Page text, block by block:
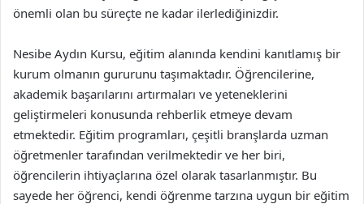
önemli olan bu süreçte ne kadar ilerlediğinizdir.
Nesibe Aydın Kursu, eğitim alanında kendini kanıtlamış bir
kurum olmanın gururunu taşımaktadır. Öğrencilerine,
akademik başarılarını artırmaları ve yeteneklerini
geliştirmeleri konusunda rehberlik etmeye devam
etmektedir. Eğitim programları, çeşitli branşlarda uzman
öğretmenler tarafından verilmektedir ve her biri,
öğrencilerin ihtiyaçlarına özel olarak tasarlanmıştır. Bu
sayede her öğrenci, kendi öğrenme tarzına uygun bir eğitim